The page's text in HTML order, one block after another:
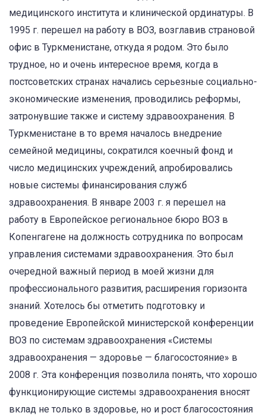
медицинского института и клинической ординатуры. В
1995 г. перешел на работу в ВОЗ, возглавив страновой
офис в Туркменистане, откуда я родом. Это было
трудное, но и очень интересное время, когда в
постсоветских странах начались серьезные социально-
экономические изменения, проводились реформы,
затронувшие также и систему здравоохранения. В
Туркменистане в то время началось внедрение
семейной медицины, сократился коечный фонд и
число медицинских учреждений, апробировались
новые системы финансирования служб
здравоохранения. В январе 2003 г. я перешел на
работу в Европейское региональное бюро ВОЗ в
Копенгагене на должность сотрудника по вопросам
управления системами здравоохранения. Это был
очередной важный период в моей жизни для
профессионального развития, расширения горизонта
знаний. Хотелось бы отметить подготовку и
проведение Европейской министерской конференции
ВОЗ по системам здравоохранения «Системы
здравоохранения — здоровье — благосостояние» в
2008 г. Эта конференция позволила понять, что хорошо
функционирующие системы здравоохранения вносят
вклад не только в здоровье, но и рост благосостояния